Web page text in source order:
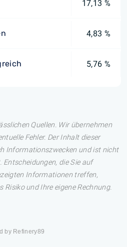
17,13 %
4,83 %
5,76 %
Quellen. Wir übernehmen
Fehler. Der Inhalt dieser
Informationszwecken und ist nicht
die Sie auf
Informationen treffen,
Risiko und Ihre eigene Rechnung.
by Refinery89